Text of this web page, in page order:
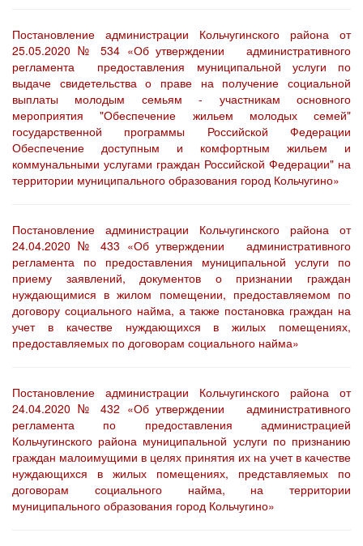
Постановление администрации Кольчугинского района от
25.05.2020 № 534 «Об утверждении административного
регламента предоставления муниципальной услуги по
выдаче свидетельства о праве на получение социальной
выплаты молодым семьям - участникам основного
мероприятия "Обеспечение жильем молодых семей"
государственной программы Российской Федерации
Обеспечение доступным и комфортным жильем и
коммунальными услугами граждан Российской Федерации" на
территории муниципального образования город Кольчугино»
Постановление администрации Кольчугинского района от
24.04.2020 № 433 «Об утверждении административного
регламента по предоставления муниципальной услуги по
приему заявлений, документов о признании граждан
нуждающимися в жилом помещении, предоставляемом по
договору социального найма, а также постановка граждан на
учет в качестве нуждающихся в жилых помещениях,
предоставляемых по договорам социального найма»
Постановление администрации Кольчугинского района от
24.04.2020 № 432 «Об утверждении административного
регламента по предоставления администрацией
Кольчугинского района муниципальной услуги по признанию
граждан малоимущими в целях принятия их на учет в качестве
нуждающихся в жилых помещениях, представляемых по
договорам социального найма, на территории
муниципального образования город Кольчугино»